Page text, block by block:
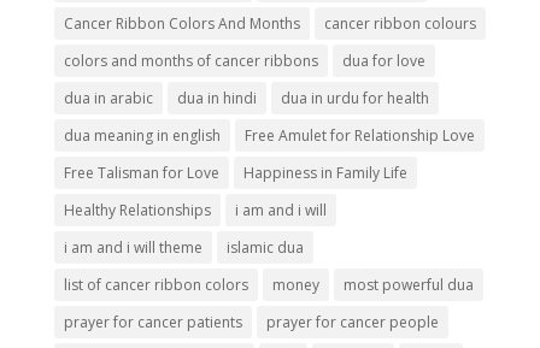
Cancer Ribbon Colors And Months
cancer ribbon colours
colors and months of cancer ribbons
dua for love
dua in arabic
dua in hindi
dua in urdu for health
dua meaning in english
Free Amulet for Relationship Love
Free Talisman for Love
Happiness in Family Life
Healthy Relationships
i am and i will
i am and i will theme
islamic dua
list of cancer ribbon colors
money
most powerful dua
prayer for cancer patients
prayer for cancer people